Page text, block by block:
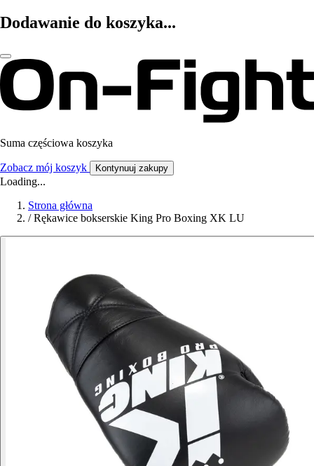
Dodawanie do koszyka...
Suma częściowa koszyka
Zobacz mój koszyk Kontynuuj zakupy
Loading...
Strona główna
/ Rękawice bokserskie King Pro Boxing XK LU